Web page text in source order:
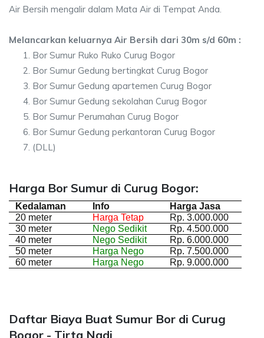
Air Bersih mengalir dalam Mata Air di Tempat Anda.
Melancarkan keluarnya Air Bersih dari 30m s/d 60m :
Bor Sumur Ruko Ruko Curug Bogor
Bor Sumur Gedung bertingkat Curug Bogor
Bor Sumur Gedung apartemen Curug Bogor
Bor Sumur Gedung sekolahan Curug Bogor
Bor Sumur Perumahan Curug Bogor
Bor Sumur Gedung perkantoran Curug Bogor
(DLL)
Harga Bor Sumur di Curug Bogor:
Kedalaman Info
Harga Jasa
20 meter
Harga Tetap
Rp. 3.000.000
30 meter
Nego Sedikit
Rp. 4.500.000
40 meter
Nego Sedikit
Rp. 6.000.000
50 meter
Harga Nego
Rp. 7.500.000
60 meter
Harga Nego Rp. 9.000.000
Daftar Biaya Buat Sumur Bor di Curug
Bogor - Tirta Nadi